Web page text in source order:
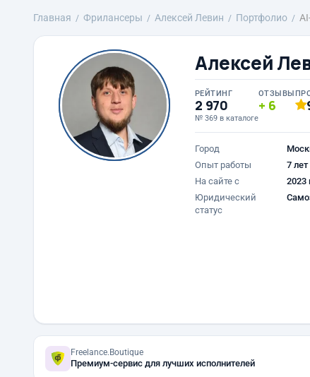
Главная Фрилансеры Алексей Левин Портфолио
Алексей
РЕЙТИНГ
2 970
№ 369 в каталоге
ОТЗЫВЫ
6
Город
Опыт работы
7 лет
На сайте с
2023
Юридический
статус
Freelance.Boutique
Премиум-сервис для лучших исполнителей